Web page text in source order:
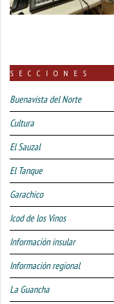
SECCIONES
Buenavista del Norte
Cultura
El Sauzal
El Tanque
Garachico
Icod de los Vinos
Información insular
Información regional
La Guancha